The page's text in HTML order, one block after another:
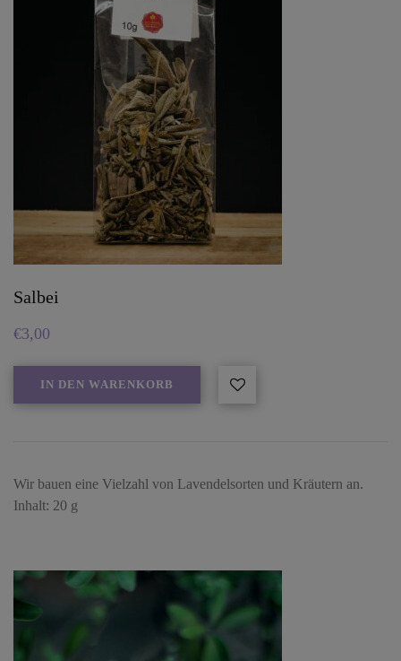
Salbei
€3,00
IN DEN WARENKORB
Wir bauen eine Vielzahl von Lavendelsorten und Kräutern an.
Inhalt: 20 g